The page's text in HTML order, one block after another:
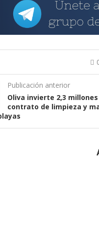
Publicación anterior
Oliva invierte 2,3
contrato de limpieza y